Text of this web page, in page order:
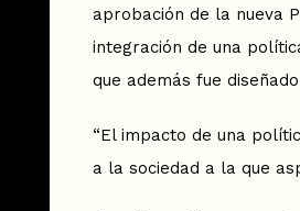
aprobación de la nueva
integración de una
que además fue
“El impacto de una
a la sociedad a la que